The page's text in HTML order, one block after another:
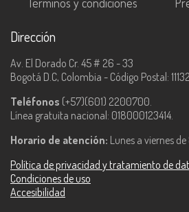
Dirección
Av. El Dorado Cr. 45 # 26 - 33
Bogotá D.C, Colombia - Código Postal:
Teléfonos (+57)(601) 2200700.
Línea gratuita nacional: 018000123414.
Horario de atención: Lunes a viernes
Política de privacidad y tratamiento de
Condiciones de uso
Accesibilidad